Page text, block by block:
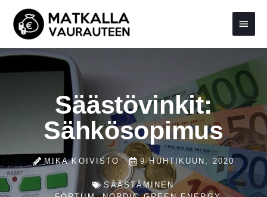
sisältöön
Säästövinkit:
Sähkösopimus
MIKA KOIVISTO 9 HUHTIKUUN, 2020
SÄÄSTÄMINEN